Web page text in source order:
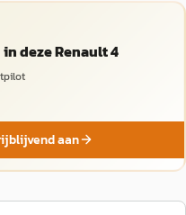
deze Renault 4
aan